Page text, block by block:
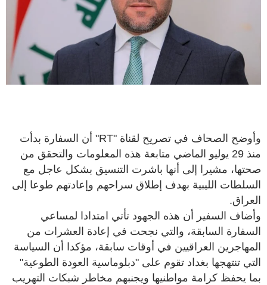
وأوضح الصحاف في تصريح لقناة "RT" أن السفارة بدأت
منذ 29 يوليو الماضي متابعة هذه المعلومات والتحقق من
صحتها، مشيرا إلى أنها باشرت التنسيق بشكل عاجل مع
السلطات الليبية بهدف إطلاق سراحهم وإعادتهم طوعا إلى
العراق.
وأضاف السفير أن هذه الجهود تأتي امتدادا لمساعي
السفارة السابقة، والتي نجحت في إعادة العشرات من
المهاجرين العراقيين في أوقات سابقة، مؤكدا أن السياسة
التي تنتهجها بغداد تقوم على "دبلوماسية العودة الطوعية"
بما يحفظ كرامة مواطنيها ويجنبهم مخاطر شبكات التهريب